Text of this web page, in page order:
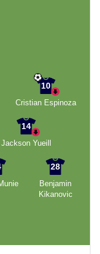
10
Cristian Espinoza
14
Jackson Yueill
28
Benjamin
Kikanovic